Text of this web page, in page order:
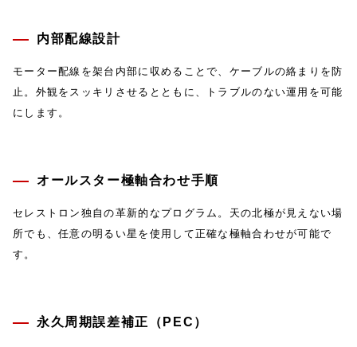
内部配線設計
モーター配線を架台内部に収めることで、ケーブルの絡まりを防
止。外観をスッキリさせるとともに、トラブルのない運用を可能
にします。
オールスター極軸合わせ手順
セレストロン独自の革新的なプログラム。天の北極が見えない場
所でも、任意の明るい星を使用して正確な極軸合わせが可能で
す。
永久周期誤差補正（PEC）